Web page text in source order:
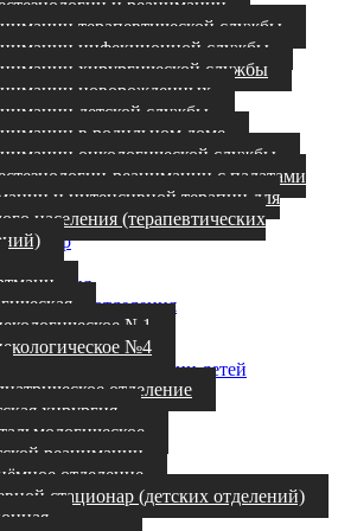
и реанимации
терапевтической службы
инфекционной службы
хирургической службы
новорожденных
детской службы
в родильном доме
онкологической службы
реанимации с палатами
и интенсивной терапии для
населения (терапевтических
№1
№4
отделение
хирургия
реанимации
отделение
стационар (детских отделений)
центр
отделения
реабилитации детей
"Лесной голосок"
отделения